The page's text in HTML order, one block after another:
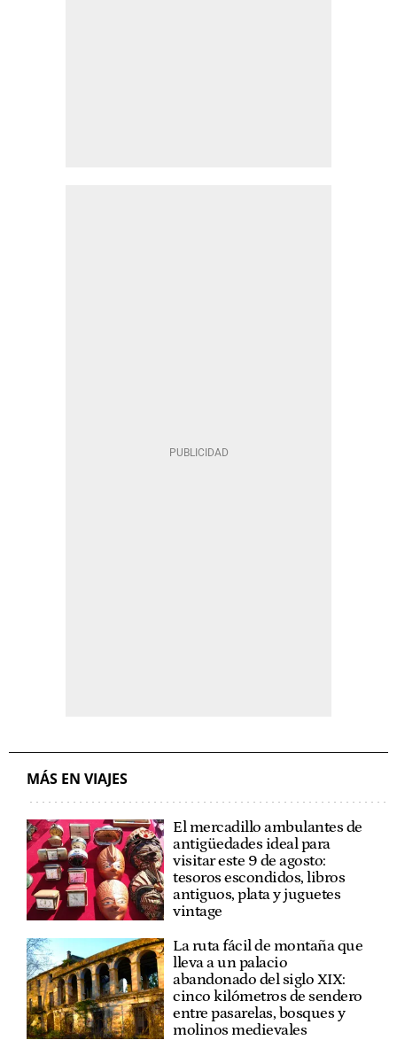
MÁS EN VIAJES
El mercadillo ambulantes de
antigüedades ideal para
visitar este 9 de agosto:
tesoros escondidos, libros
antiguos, plata y juguetes
vintage
La ruta fácil de montaña que
lleva a un palacio
abandonado del siglo XIX:
cinco kilómetros de sendero
entre pasarelas, bosques y
molinos medievales